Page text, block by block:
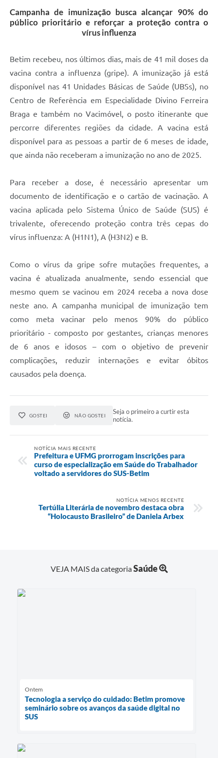
Campanha de imunização busca alcançar 90% do
público prioritário e reforçar a proteção contra o
vírus influenza
Betim recebeu, nos últimos dias, mais de 41 mil doses da
vacina contra a influenza (gripe). A imunização já está
disponível nas 41 Unidades Básicas de Saúde (UBSs), no
Centro de Referência em Especialidade Divino Ferreira
Braga e também no Vacimóvel, o posto itinerante que
percorre diferentes regiões da cidade. A vacina está
disponível para as pessoas a partir de 6 meses de idade,
que ainda não receberam a imunização no ano de 2025.
Para receber a dose, é necessário apresentar um
documento de identificação e o cartão de vacinação. A
vacina aplicada pelo Sistema Único de Saúde (SUS) é
trivalente, oferecendo proteção contra três cepas do
vírus influenza: A (H1N1), A (H3N2) e B.
Como o vírus da gripe sofre mutações frequentes, a
vacina é atualizada anualmente, sendo essencial que
mesmo quem se vacinou em 2024 receba a nova dose
neste ano. A campanha municipal de imunização tem
como meta vacinar pelo menos 90% do público
prioritário - composto por gestantes, crianças menores
de 6 anos e idosos – com o objetivo de prevenir
complicações, reduzir internações e evitar óbitos
causados pela doença.
GOSTEI NÃO GOSTEI
Seja o primeiro a curtir esta
notícia.
NOTÍCIA MAIS RECENTE
Prefeitura e UFMG prorrogam inscrições para
curso de especialização em Saúde do Trabalhador
voltado a servidores do SUS-Betim
NOTÍCIA MENOS RECENTE
Tertúlia Literária de novembro destaca obra
“Holocausto Brasileiro” de Daniela Arbex
VEJA MAIS da categoriaSaúde
Ontem
Tecnologia a serviço do cuidado: Betim promove
seminário sobre os avanços da saúde digital no
SUS